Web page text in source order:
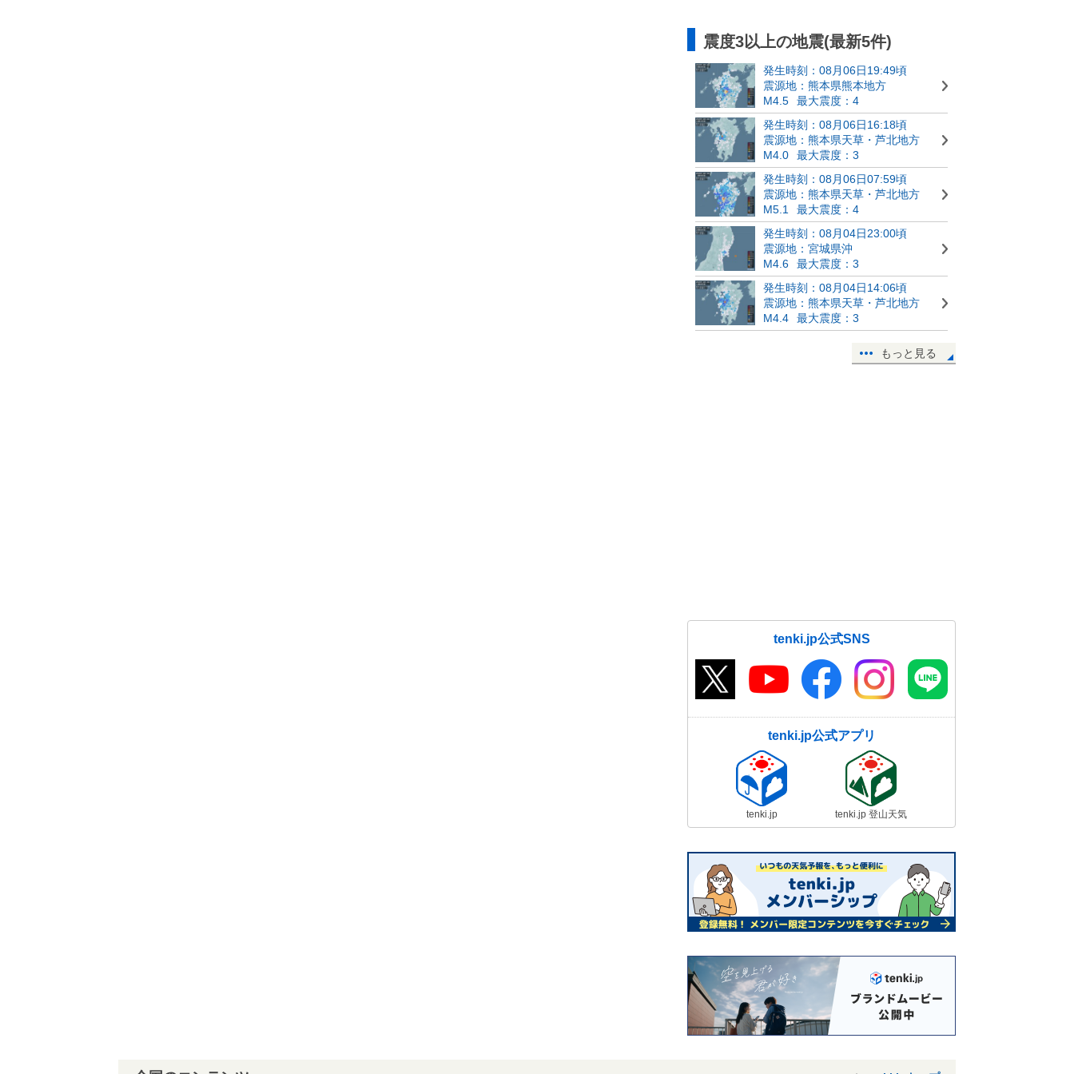
震度3以上の地震(最新5件)
発生時刻：08月06日19:49頃
震源地：熊本県熊本地方
M4.5
最大震度：4
発生時刻：08月06日16:18頃
震源地：熊本県天草・芦北地方
M4.0
最大震度：3
発生時刻：08月06日07:59頃
震源地：熊本県天草・芦北地方
M5.1
最大震度：4
発生時刻：08月04日23:00頃
震源地：宮城県沖
M4.6
最大震度：3
発生時刻：08月04日14:06頃
震源地：熊本県天草・芦北地方
M4.4
最大震度：3
もっと見る
tenki.jp公式SNS
tenki.jp公式アプリ
tenki.jp tenki.jp 登山天気